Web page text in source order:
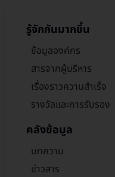
รู้จักกันมากขึ้น
ข้อมูลองค์กร
สารจากผู้บริหาร
เรื่องราวความสำเร็จ
รางวัลและการรับรอง
คลังข้อมูล
บทความ
ข่าวสาร